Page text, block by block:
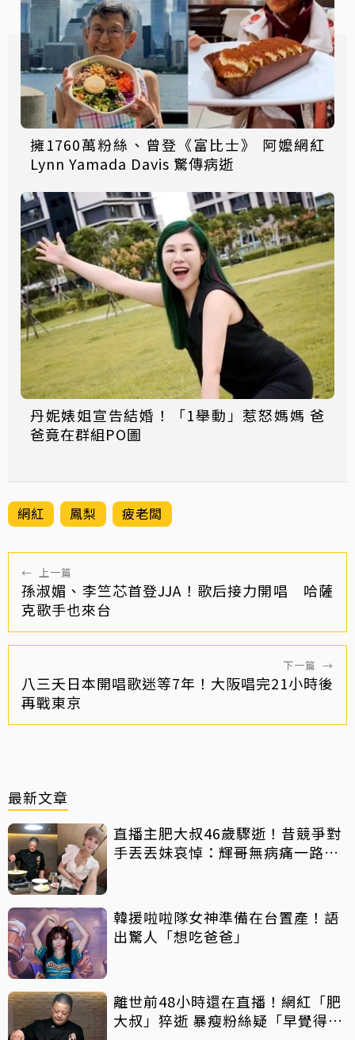
擁1760萬粉絲、曾登《富比士》 阿嬤網紅
Lynn Yamada Davis 驚傳病逝
丹妮婊姐宣告結婚！「1舉動」惹怒媽媽 爸
爸竟在群組PO圖
網紅 鳳梨 疲老闆
← 上一篇
孫淑媚、李竺芯首登JJA！歌后接力開唱 哈薩
克歌手也來台
下一篇 →
八三夭日本開唱歌迷等7年！大阪唱完21小時後
再戰東京
最新文章
直播主肥大叔46歲驟逝！昔競爭對
手丟丟妹哀悼：輝哥無病痛一路好
韓援啦啦隊女神準備在台置產！語
出驚人「想吃爸爸」
離世前48小時還在直播！網紅「肥
大叔」猝逝 暴瘦粉絲疑「早覺得不